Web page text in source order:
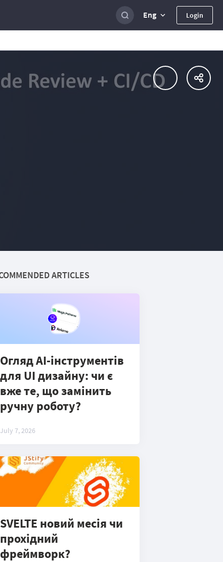
Eng Login
ARTICLES
Огляд AI-інструментів
для UI дизайну: чи є
вже те, що замінить
ручну роботу?
July 7, 2026
SVELTE новий месія чи
прохідний
фреймворк?